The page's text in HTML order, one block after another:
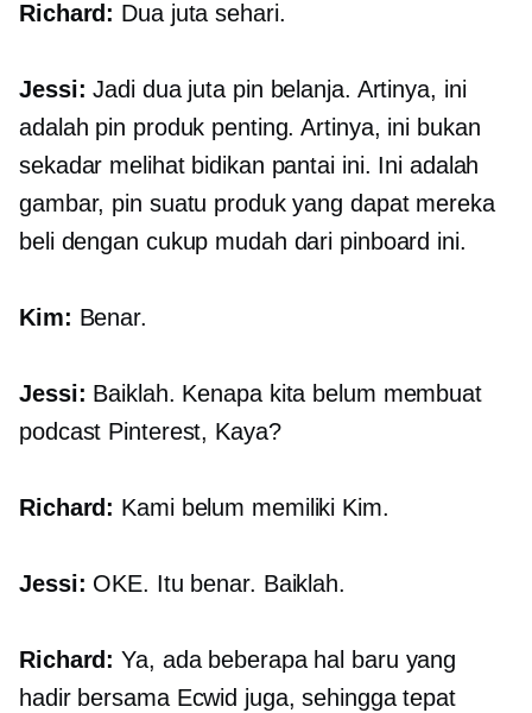
Richard: Dua juta sehari.
Jessi: Jadi dua juta pin belanja. Artinya, ini
adalah pin produk penting. Artinya, ini bukan
sekadar melihat bidikan pantai ini. Ini adalah
gambar, pin suatu produk yang dapat mereka
beli dengan cukup mudah dari pinboard ini.
Kim: Benar.
Jessi: Baiklah. Kenapa kita belum membuat
podcast Pinterest, Kaya?
Richard: Kami belum memiliki Kim.
Jessi: OKE. Itu benar. Baiklah.
Richard: Ya, ada beberapa hal baru yang
hadir bersama Ecwid juga, sehingga tepat